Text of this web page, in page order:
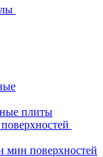
плиты
мин поверхностей